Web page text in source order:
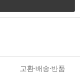
교환·배송·반품